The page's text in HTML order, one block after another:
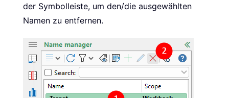
der Symbolleiste, um den/die ausgewählten
Namen zu entfernen.